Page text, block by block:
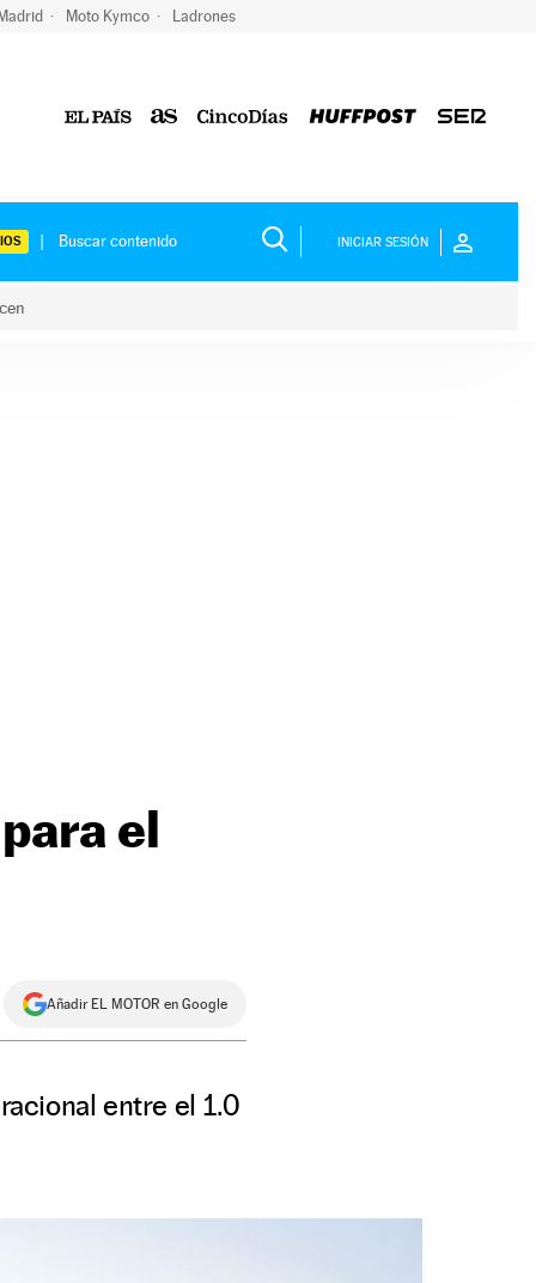
Moto Kymco Ladrones
INICIAR SESIÓN
el
Añadir EL MOTOR en Google
entre el 1.0